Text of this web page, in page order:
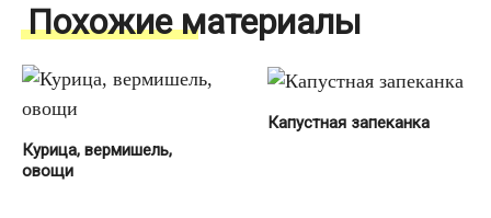
Похожие материалы
Курица, вермишель,
овощи
Капустная запеканка